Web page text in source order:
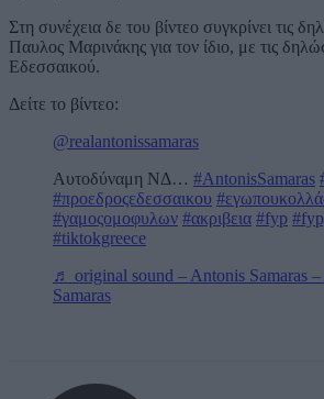
Στη συνέχεια δε του βίντεο συγκρίνει τις
Παυλος Μαρινάκης για τον ίδιο, με τις
Εδεσσαικού.
Δείτε το βίντεο:
@realantonissamaras
Αυτοδύναμη ΝΔ… #AntonisSamaras
#προεδροςεδεσσαικου
#γαμοςομοφυλων #ακριβεια #fyp
#tiktokgreece
♬ original sound – Antonis Samaras
Samaras